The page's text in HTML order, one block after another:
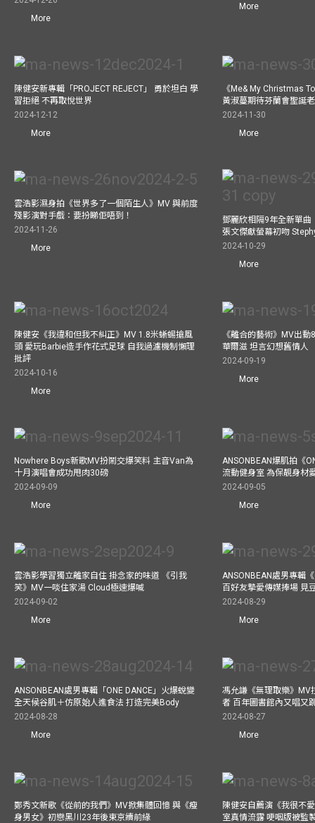
More
More
陳健安新專輯「PROJECT REJECT」 勇於坦白 學
習拒絕 不再取悅世界
2024-12-12
More
《Me& My Christmas
黃淑蔓期待芬蘭會聖誕
2024-11-30
More
雲浩影濕身拍《世界多了一個陌生人》MV 與前度
殘影演對手戲：要扮睇佢唔到！
2024-11-26
More
鄧麗欣相隔9年全新單曲
張文傑獻螢幕初吻
2024-10-29
More
陳健安《我違和但我不糾正》MV 1.8米蜥蜴搶風
頭 愛玩Barbie造手作花式足球 自我過濾機制懶理
批評
2024-10-16
More
《離合的藝術》MV出
華爾滋 坦言幻想舊情人
2024-09-19
More
Nowhere Boys新歌MV扮鬧交爆笑料 主音Van為
十月演唱會成功甩肉30磅
2024-09-09
More
ANSONBEAN爆肌拍《
流動健身室 為保靚身材
2024-09-05
More
雲浩影學習獨立離家自住 掛念家的味道 《引我
笑》MV一啖住家湯 Cloud極速爆喊
2024-09-02
More
ANSONBEAN處男專輯
百好友摯愛傳媒捧場 見
2024-08-29
More
ANSONBEAN處男專輯「ONE DANCE」火爆蛻變
全天候谷肌＋仿原始人進食法 打造完美Body
2024-08-28
More
馮允謙《無理取樂》MV
者 百年圖書館內又唱又
2024-08-27
More
鄭秀文新歌《從前的我們》MV掀集體回憶 與《瘦
身男女》初戀黑川23年後東京續前緣
陳健安自薦演《我很不
室真情流露 哽咽版被監